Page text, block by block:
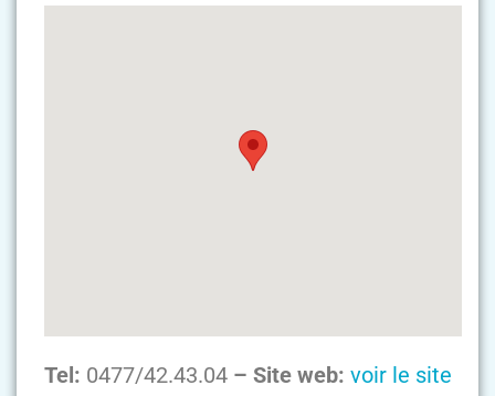
Tel: 0477/42.43.04 – Site web: voir le site